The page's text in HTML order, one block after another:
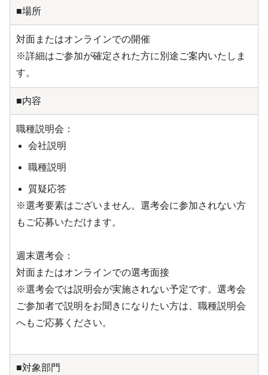
■場所
対面またはオンラインでの開催
※詳細はご参加が確定された方に別途ご案内いたしま
す。
■内容
職種説明会：
会社説明
職種説明
質疑応答
※選考要素はございません。選考会に参加されない方
もご応募いただけます。
週末選考会：
対面またはオンラインでの選考面接
※選考会では説明会が実施されない予定です。選考会
ご参加者で説明をお聞きになりたい方は、職種説明会
へもご応募ください。
■対象部門